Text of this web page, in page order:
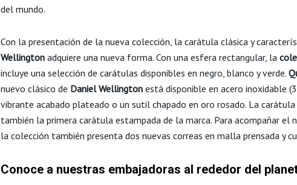
del mundo.
Con la presentación de la nueva colección, la carátula clásica y
Wellington adquiere una nueva forma. Con una esfera rectangular, la
incluye una selección de carátulas disponibles en negro, blanco y verde.
nuevo clásico de DanielWellington está disponible en acero inoxidable
vibrante acabado plateado o un sutil chapado en oro rosado. La carátula
también la primera carátula estampada de la marca. Para acompañar el
la colección también presenta dos nuevas correas en malla prensada y
Conoce a nuestras embajadoras al rededor del